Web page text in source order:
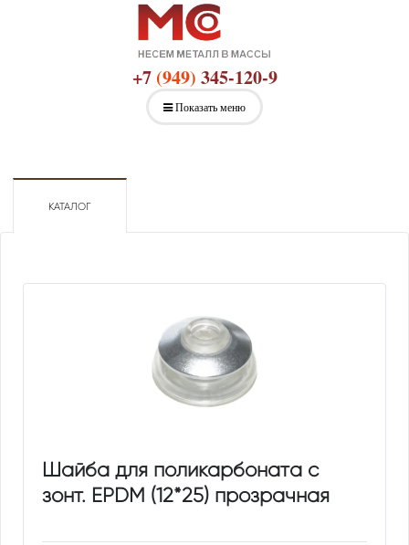
+7 (949) 345-120-9
Показать меню
КАТАЛОГ
Шайба для поликарбоната с
зонт. EPDM (12*25) прозрачная